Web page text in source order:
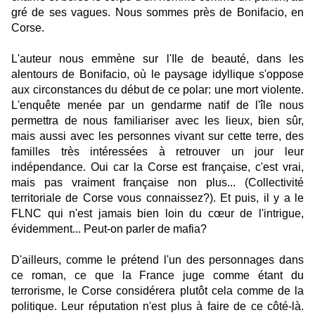
gré de ses vagues. Nous sommes près de Bonifacio, en
Corse.
L'auteur nous emmène sur l'Ile de beauté, dans les
alentours de Bonifacio, où le paysage idyllique s'oppose
aux circonstances du début de ce polar: une mort violente.
L'enquête menée par un gendarme natif de l'île nous
permettra de nous familiariser avec les lieux, bien sûr,
mais aussi avec les personnes vivant sur cette terre, des
familles très intéressées à retrouver un jour leur
indépendance. Oui car la Corse est française, c'est vrai,
mais pas vraiment française non plus... (Collectivité
territoriale de Corse vous connaissez?). Et puis, il y a le
FLNC qui n'est jamais bien loin du cœur de l'intrigue,
évidemment... Peut-on parler de mafia?
D'ailleurs, comme le prétend l'un des personnages dans
ce roman, ce que la France juge comme étant du
terrorisme, le Corse considérera plutôt cela comme de la
politique. Leur réputation n'est plus à faire de ce côté-là.